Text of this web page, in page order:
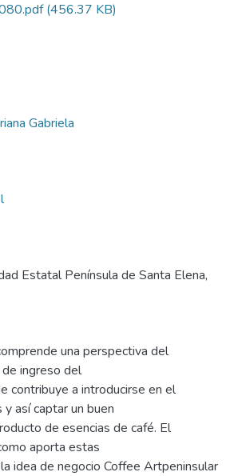
(456.37 KB)
Gabriela
Estatal Península de Santa Elena,
una perspectiva del
ingreso del
contribuye a introducirse en el
así captar un buen
de esencias de café. El
aporta estas
idea de negocio Coffee Artpeninsular